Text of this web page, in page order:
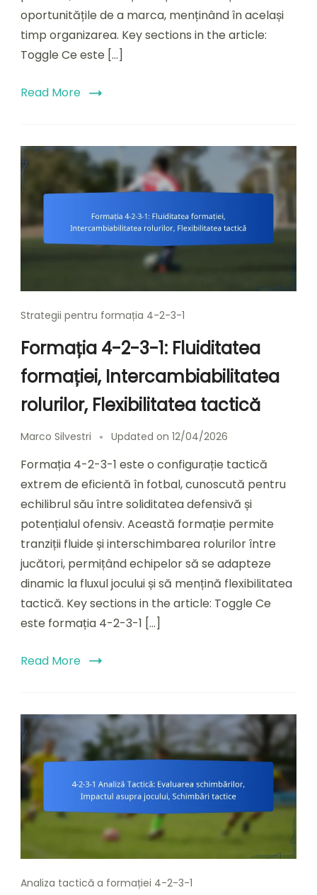
oportunitățile de a marca, menținând în același
timp organizarea. Key sections in the article:
Toggle Ce este […]
Read More
Strategii pentru formația 4-2-3-1
Formația 4-2-3-1: Fluiditatea
formației, Intercambiabilitatea
rolurilor, Flexibilitatea tactică
Marco Silvestri Updated on 12/04/2026
Formația 4-2-3-1 este o configurație tactică
extrem de eficientă în fotbal, cunoscută pentru
echilibrul său între soliditatea defensivă și
potențialul ofensiv. Această formație permite
tranziții fluide și interschimbarea rolurilor între
jucători, permițând echipelor să se adapteze
dinamic la fluxul jocului și să mențină flexibilitatea
tactică. Key sections in the article: Toggle Ce
este formația 4-2-3-1 […]
Read More
Analiza tactică a formației 4-2-3-1